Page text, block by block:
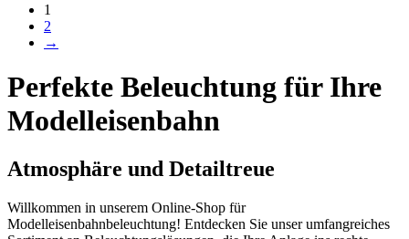
1
2
→
Perfekte Beleuchtung für Ihre
Modelleisenbahn
Atmosphäre und Detailtreue
Willkommen in unserem Online-Shop für
Modelleisenbahnbeleuchtung! Entdecken Sie unser umfangreiches